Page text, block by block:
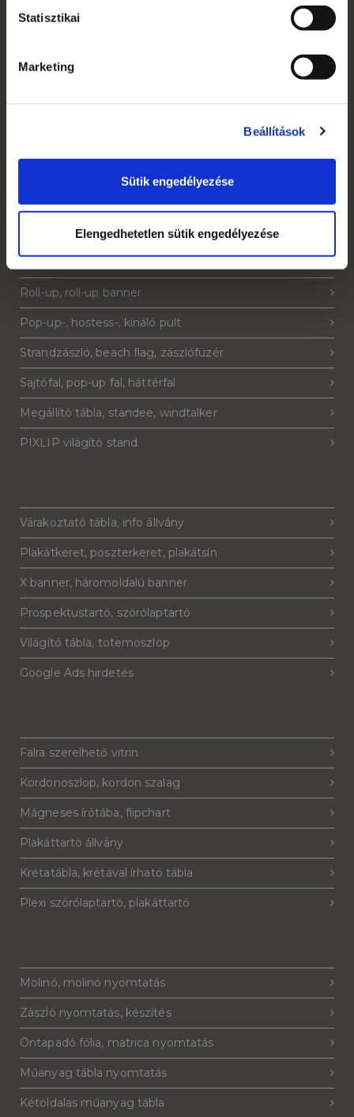
Statisztikai
Marketing
Beállítások
Sütik engedélyezése
Elengedhetetlen sütik engedélyezése
Jogi nyilatkozat
Adatkezelési tájékoztató
Termékeink
Roll-up, roll-up banner
Pop-up-, hostess-, kínáló pult
Strandzászló, beach flag, zászlófüzér
Sajtófal, pop-up fal, háttérfal
Megállító tábla, standee, windtalker
PIXLIP világító stand
Várakoztató tábla, info állvány
Plakátkeret, poszterkeret, plakátsín
X banner, háromoldalú banner
Prospektustartó, szórólaptartó
Világító tábla, totemoszlop
Google Ads hirdetés
Falra szerelhető vitrin
Kordonoszlop, kordon szalag
Mágneses írótába, flipchart
Plakáttartó állvány
Krétatábla, krétával írható tábla
Plexi szórólaptartó, plakáttartó
Molinó, molinó nyomtatás
Zászló nyomtatás, készítés
Öntapadó fólia, matrica nyomtatás
Műanyag tábla nyomtatás
Kétoldalas műanyag tábla